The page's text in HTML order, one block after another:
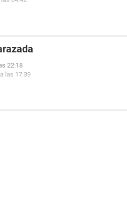
22:18
las 17:39